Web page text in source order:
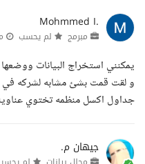
Mohmmed I.
مبرمج لم يحسب
يمكنني استخراج البيانات
و لقت قمت بشئ مشابه لشركه في
جداول اكسل منظمه تختوي
جيهان م.